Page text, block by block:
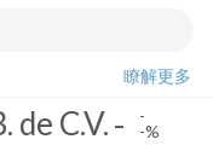
瞭解更多
de C.V.- -
-%